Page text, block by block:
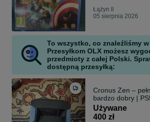
Łążyn II
05 sierpnia 2026
To wszystko, co znaleźliśmy
Przesyłkom OLX możesz
przedmioty z całej Polski.
dostępną przesyłką:
Cronus Zen –
bardzo dobry |
PC / Switch
Używane
400 zł